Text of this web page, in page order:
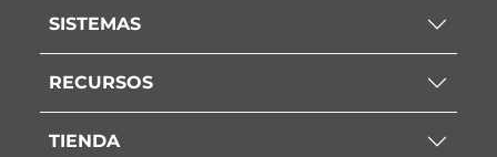
SISTEMAS
RECURSOS
TIENDA